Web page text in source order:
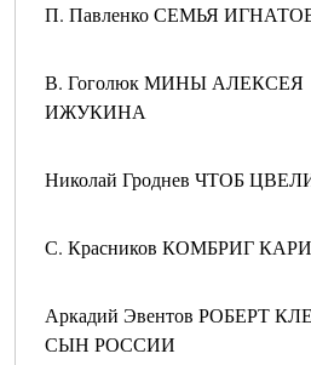
П. Павленко СЕМЬЯ
В. Гоголюк МИНЫ АЛЕКСЕЯ
ИЖУКИНА
Николай Гроднев ЧТОБ
С. Красников КОМБРИГ
Аркадий Эвентов РОБЕРТ
СЫН РОССИИ